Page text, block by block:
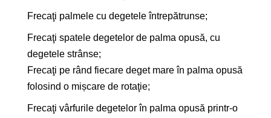
Frecaţi palmele cu degetele întrepătrunse;
Frecaţi spatele degetelor de palma opusă, cu
degetele strânse;
Frecaţi pe rând fiecare deget mare în palma opusă
folosind o mișcare de rotaţie;
Frecaţi vârfurile degetelor în palma opusă printr-o